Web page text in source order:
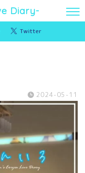
Diary-
Twitter
2024-05-11